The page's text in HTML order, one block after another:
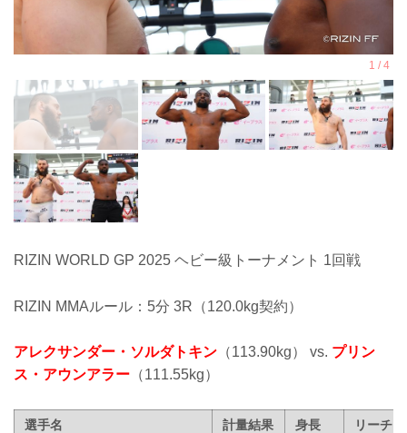
RIZIN WORLD GP 2025 ヘビー級トーナメント 1回戦
RIZIN MMAルール：5分 3R（120.0kg契約）
アレクサンダー・ソルダトキン （113.90kg） vs. プリン
ス・アウンアラー （111.55kg）
選手名 計量結果 身長
リーチ